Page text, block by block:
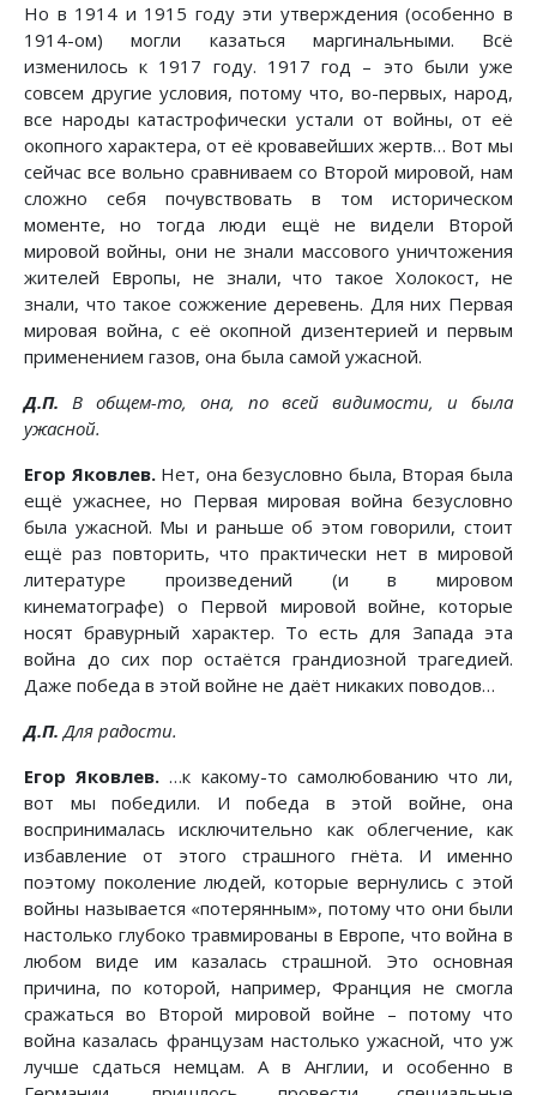
Но в 1914 и 1915 году эти утверждения (особенно в
1914-ом) могли казаться маргинальными. Всё
изменилось к 1917 году. 1917 год – это были уже
совсем другие условия, потому что, во-первых, народ,
все народы катастрофически устали от войны, от её
окопного характера, от её кровавейших жертв… Вот мы
сейчас все вольно сравниваем со Второй мировой, нам
сложно себя почувствовать в том историческом
моменте, но тогда люди ещё не видели Второй
мировой войны, они не знали массового уничтожения
жителей Европы, не знали, что такое Холокост, не
знали, что такое сожжение деревень. Для них Первая
мировая война, с её окопной дизентерией и первым
применением газов, она была самой ужасной.
Д.П. В общем-то, она, по всей видимости, и была
ужасной.
Егор Яковлев.Нет, она безусловно была, Вторая была
ещё ужаснее, но Первая мировая война безусловно
была ужасной. Мы и раньше об этом говорили, стоит
ещё раз повторить, что практически нет в мировой
литературе произведений (и в мировом
кинематографе) о Первой мировой войне, которые
носят бравурный характер. То есть для Запада эта
война до сих пор остаётся грандиозной трагедией.
Даже победа в этой войне не даёт никаких поводов…
Д.П. Для радости.
Егор Яковлев. …к какому-то самолюбованию что ли,
вот мы победили. И победа в этой войне, она
воспринималась исключительно как облегчение, как
избавление от этого страшного гнёта. И именно
поэтому поколение людей, которые вернулись с этой
войны называется «потерянным», потому что они были
настолько глубоко травмированы в Европе, что война в
любом виде им казалась страшной. Это основная
причина, по которой, например, Франция не смогла
сражаться во Второй мировой войне – потому что
война казалась французам настолько ужасной, что уж
лучше сдаться немцам. А в Англии, и особенно в